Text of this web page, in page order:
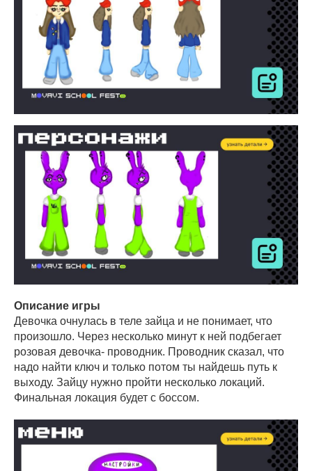
Описание игры
Девочка очнулась в теле зайца и не понимает, что
произошло. Через несколько минут к ней подбегает
розовая девочка- проводник. Проводник сказал, что
надо найти ключ и только потом ты найдешь путь к
выходу. Зайцу нужно пройти несколько локаций.
Финальная локация будет с боссом.